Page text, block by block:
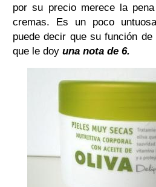
por su precio merece la
cremas. Es un poco
puede decir que su función
que le doy una nota de 6.